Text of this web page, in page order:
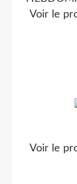
Voir le
Voir le